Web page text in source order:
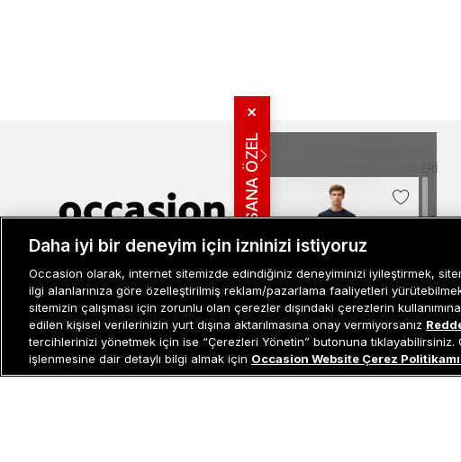
Müşteri İlişkileri0 850 800 01 20
MÜŞTERI İLIŞKILERI
Bize Ulaşın
Sıkça Sorulan Sorular
İade ve İptal Politikası
Kullanım Şartları
Aydınlatma Metni
Site Haritası
Misafir Üye Sipariş
İşlem Rehberi
Daha iyi bir deneyim için izninizi istiyoruz
Occasion olarak, internet sitemizde edindiğiniz deneyiminizi iyileştirmek,
ilgi alanlarınıza göre özelleştirilmiş reklam/pazarlama faaliyetleri
sitemizin çalışması için zorunlu olan çerezler dışındaki çerezlerin
edilen kişisel verilerinizin yurt dışına aktarılmasına onay vermiyorsanız
tercihlerinizi yönetmek için ise “Çerezleri Yönetin” butonuna
işlenmesine dair detaylı bilgi almak için Occasion Website Çerez
SANA ÖZEL
✕
Hugo 634 Erkek Mavi Jean